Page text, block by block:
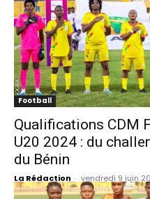
Football
Qualifications CDM
U20 2024 : du
du Bénin
La Rédaction - vendredi 9 juin